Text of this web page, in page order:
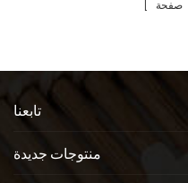
تابعنا
منتوجات جديدة